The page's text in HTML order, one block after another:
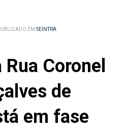
EM SEINTRA
Coronel
de
em fase